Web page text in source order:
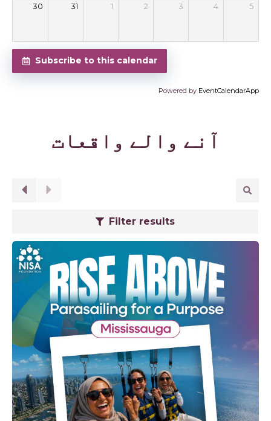
30 31 1 2 3 4 5
Subscribe to this calendar
Powered by EventCalendarApp
آنے والے واقعات
Filter results